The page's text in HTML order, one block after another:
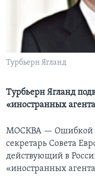
Learning English
СОЦИАЛЬНЫЕ СЕТИ
Языки
Турбьерн Ягланд
Турбьерн Ягланд
«иностранных
МОСКВА — Ошибкой
секретарь Совета
действующий в
«иностранных